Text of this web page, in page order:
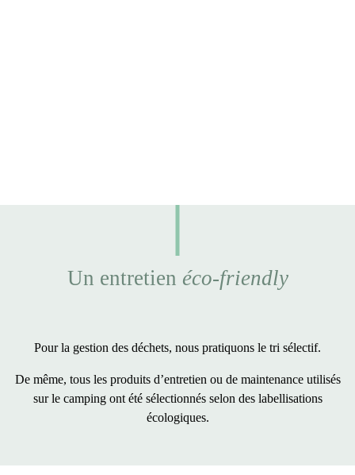
Un entretien éco-friendly
Pour la gestion des déchets, nous pratiquons le tri sélectif.
De même, tous les produits d’entretien ou de maintenance utilisés
sur le camping ont été sélectionnés selon des labellisations
écologiques.